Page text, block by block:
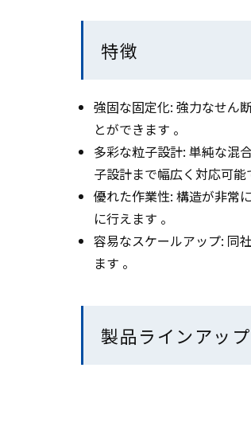
特徴
強固な固定化: 強力なせん
とができます 。
多彩な粒子設計: 単純な混
子設計まで幅広く対応可能
優れた作業性: 構造が非常
に行えます 。
容易なスケールアップ: 同
ます 。
製品ラインアップ